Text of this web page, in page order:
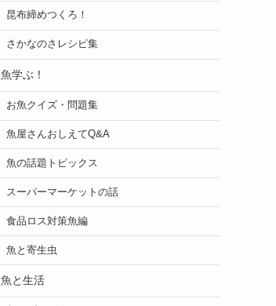
昆布締めつくろ！
さかなのさレシピ集
魚学ぶ！
お魚クイズ・問題集
魚屋さんおしえてQ&A
魚の話題トピックス
スーパーマーケットの話
食品ロス対策魚編
魚と寄生虫
魚と生活